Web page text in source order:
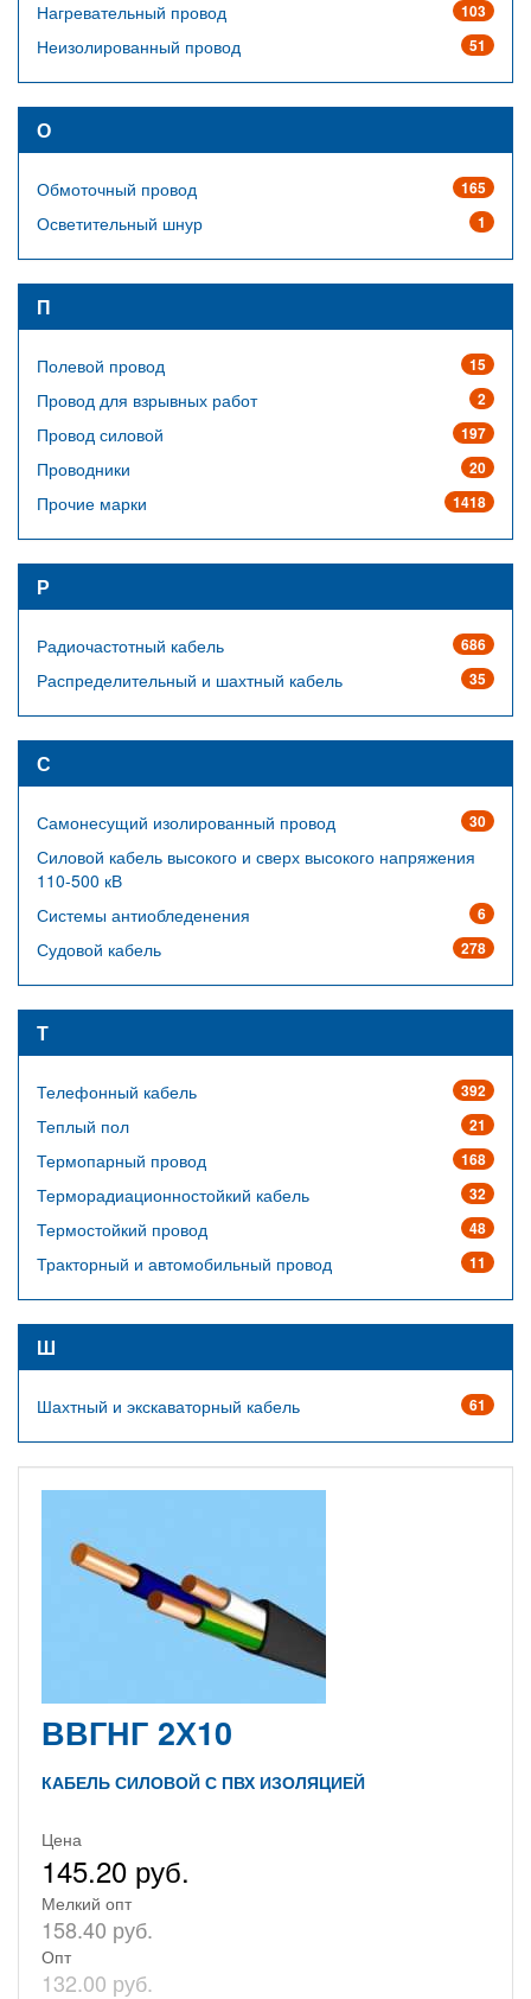
103
Нагревательный провод
51
Неизолированный провод
О
165
Обмоточный провод
1
Осветительный шнур
П
15
Полевой провод
2
Провод для взрывных работ
197
Провод силовой
20
Проводники
1418
Прочие марки
Р
686
Радиочастотный кабель
35
Распределительный и шахтный кабель
С
30
Самонесущий изолированный провод
Силовой кабель высокого и сверх высокого напряжения
110-500 кВ
6
Системы антиобледенения
278
Судовой кабель
Т
392
Телефонный кабель
21
Теплый пол
168
Термопарный провод
32
Терморадиационностойкий кабель
48
Термостойкий провод
11
Тракторный и автомобильный провод
Ш
61
Шахтный и экскаваторный кабель
ВВГНГ 2Х10
КАБЕЛЬ СИЛОВОЙ С ПВХ ИЗОЛЯЦИЕЙ
Цена
145.20 руб.
Мелкий опт
158.40 руб.
Опт
132.00 руб.